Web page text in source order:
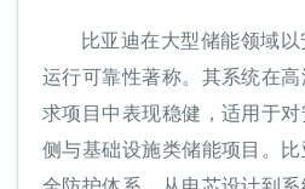
比亚迪在大型储能领域
运行可靠性著称。其系统在
求项目中表现稳健，适用于
侧与基础设施类储能项目。